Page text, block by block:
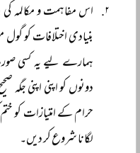
اس مفاہمت و مکالمہ کی
بنیادی اختلافات کو گول
ہمارے لیے یہ کسی
دونوں کو اپنی اپنی جگہ
حرام کے امتیازات کو
لگانا شروع کر دیں۔